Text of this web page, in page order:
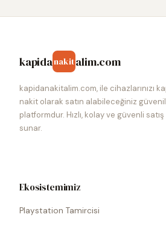
kapidanakitalim.com
kapidanakitalim.com, ile cihazlarınızı
nakit olarak satın alabileceğiniz
platformdur. Hızlı, kolay ve güvenli
sunar.
Ekosistemimiz
Playstation Tamircisi